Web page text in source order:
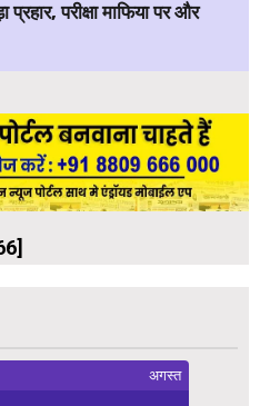
परीक्षा माफिया पर और
अगस्त